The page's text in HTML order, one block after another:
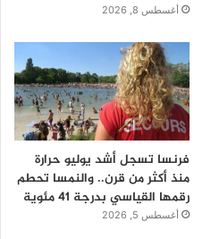
أغسطس 8, 2026
فرنسا تسجل أشد يوليو حرارة
منذ أكثر من قرن.. والنمسا تحطم
رقمها القياسي بدرجة 41 مئوية
أغسطس 5, 2026